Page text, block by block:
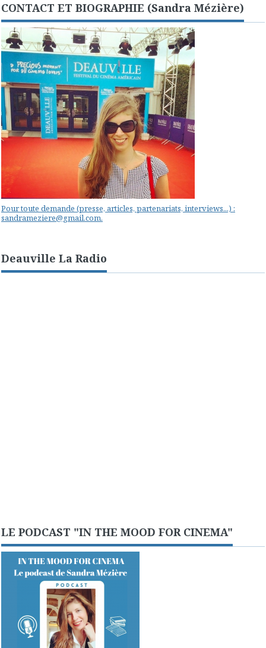
CONTACT ET BIOGRAPHIE (Sandra Mézière)
Pour toute demande (presse, articles, partenariats, interviews...) :
sandrameziere@gmail.com.
Deauville La Radio
LE PODCAST "IN THE MOOD FOR CINEMA"